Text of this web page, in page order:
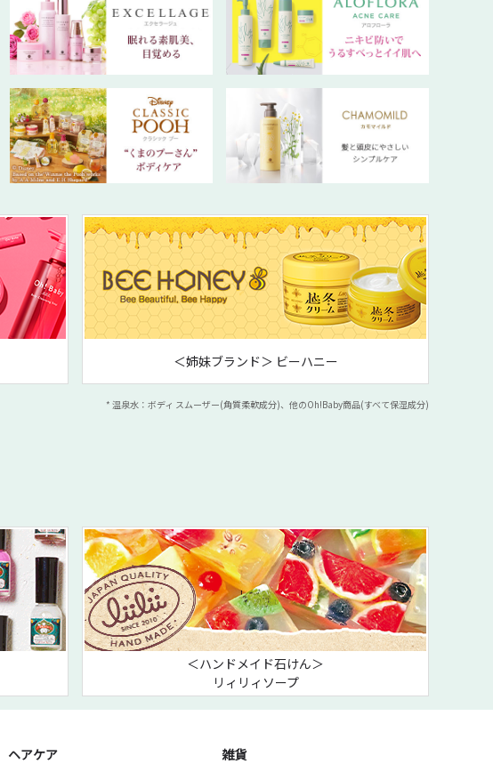
＜姉妹ブランド＞ ビーハニー
* 温泉水：ボディ スムーザー(角質柔軟成分)、他のOh!Baby商品(すべて保湿成分)
＜ハンドメイド石けん＞
リィリィソープ
ヘアケア 雑貨